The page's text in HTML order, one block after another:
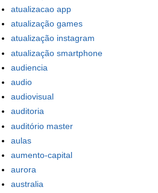
atualizacao app
atualização games
atualização instagram
atualização smartphone
audiencia
audio
audiovisual
auditoria
auditório master
aulas
aumento-capital
aurora
australia